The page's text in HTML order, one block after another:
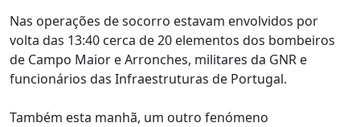
Nas operações de socorro estavam envolvidos por
volta das 13:40 cerca de 20 elementos dos bombeiros
de Campo Maior e Arronches, militares da GNR e
funcionários das Infraestruturas de Portugal.
Também esta manhã, um outro fenómeno